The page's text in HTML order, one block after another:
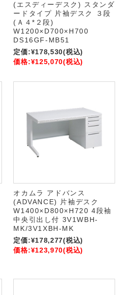
(エスディーデスク) スタンダ
ードタイプ 片袖デスク ３段
(Ａ４*２段)
W1200×D700×H700
DS16GF-MB51
定価:¥178,530(税込)
価格:¥125,070(税込)
オカムラ アドバンス
(ADVANCE) 片袖デスク
W1400×D800×H720 4段袖
中央引出し付 3V1WBH-
MK/3V1XBH-MK
定価:¥178,277(税込)
価格:¥123,970(税込)